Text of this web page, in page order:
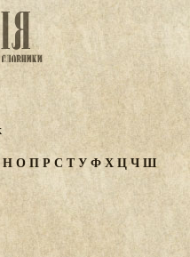
НОПР С ТУФХЦЧШ